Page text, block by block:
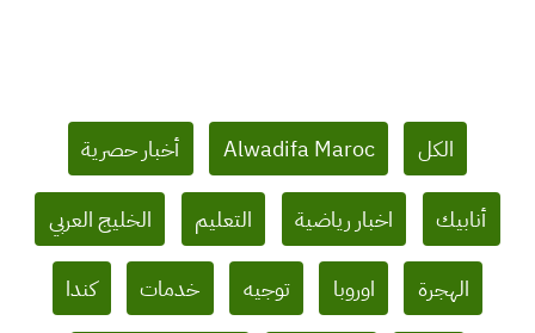
Filter
posts
category
الكل Alwadifa Maroc أخبار حصرية
أنابيك اخبار رياضية التعليم الخليج العربي
الهجرة اوروبا توجيه خدمات كندا